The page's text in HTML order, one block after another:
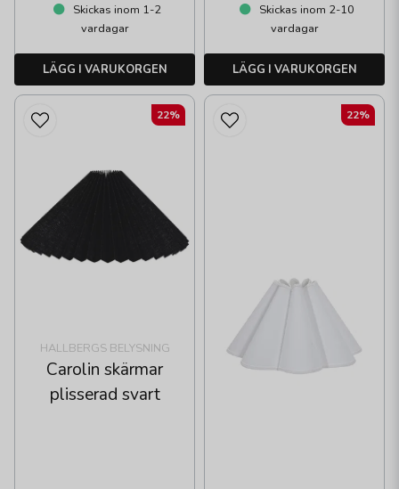
Skickas inom 1-2
vardagar
LÄGG I VARUKORGEN
Skickas inom 2-10
vardagar
LÄGG I VARUKORGEN
HALLBERGS BELYSNING
Carolin skärmar
plisserad svart
22% 22%